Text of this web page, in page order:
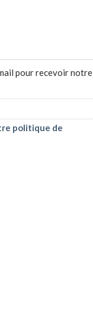
pour recevoir notre
politique de